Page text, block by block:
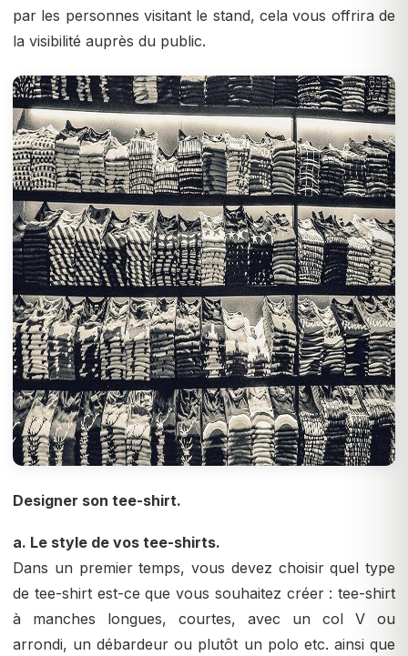
par les personnes visitant le stand, cela vous offrira de
la visibilité auprès du public.
Designer son tee-shirt.
a. Le style de vos tee-shirts.
Dans un premier temps, vous devez choisir quel type
de tee-shirt est-ce que vous souhaitez créer : tee-shirt
à manches longues, courtes, avec un col V ou
arrondi, un débardeur ou plutôt un polo etc. ainsi que